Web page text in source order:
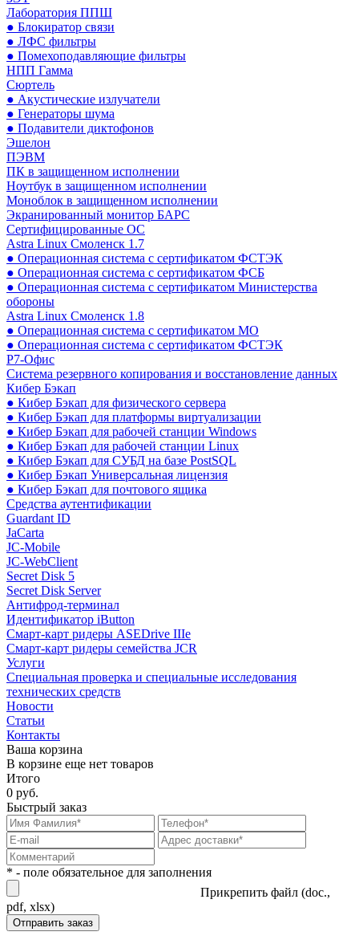
Лаборатория ППШ
● Блокиратор связи
● ЛФС фильтры
● Помехоподавляющие фильтры
НПП Гамма
Сюртель
● Акустические излучатели
● Генераторы шума
● Подавители диктофонов
Эшелон
ПЭВМ
ПК в защищенном исполнении
Ноутбук в защищенном исполнении
Моноблок в защищенном исполнении
Экранированный монитор БАРС
Сертифицированные ОС
Astra Linux Смоленск 1.7
● Операционная система с сертификатом ФСТЭК
● Операционная система с сертификатом ФСБ
● Операционная система с сертификатом Министерства
обороны
Astra Linux Смоленск 1.8
● Операционная система с сертификатом МО
● Операционная система с сертификатом ФСТЭК
Р7-Офис
Система резервного копирования и восстановление данных
Кибер Бэкап
● Кибер Бэкап для физического сервера
● Кибер Бэкап для платформы виртуализации
● Кибер Бэкап для рабочей станции Windows
● Кибер Бэкап для рабочей станции Linux
● Кибер Бэкап для СУБД на базе PostSQL
● Кибер Бэкап Универсальная лицензия
● Кибер Бэкап для почтового ящика
Средства аутентификации
Guardant ID
JaCarta
JC-Mobile
JC-WebClient
Secret Disk 5
Secret Disk Server
Антифрод-терминал
Идентификатор iButton
Смарт-карт ридеры ASEDrive IIIe
Смарт-карт ридеры семейства JCR
Услуги
Специальная проверка и специальные исследования
технических средств
Новости
Статьи
Контакты
Ваша корзина
В корзине еще нет товаров
Итого
0 руб.
Быстрый заказ
* - поле обязательное для заполнения
Прикрепить файл (doc.,
pdf, xlsx)